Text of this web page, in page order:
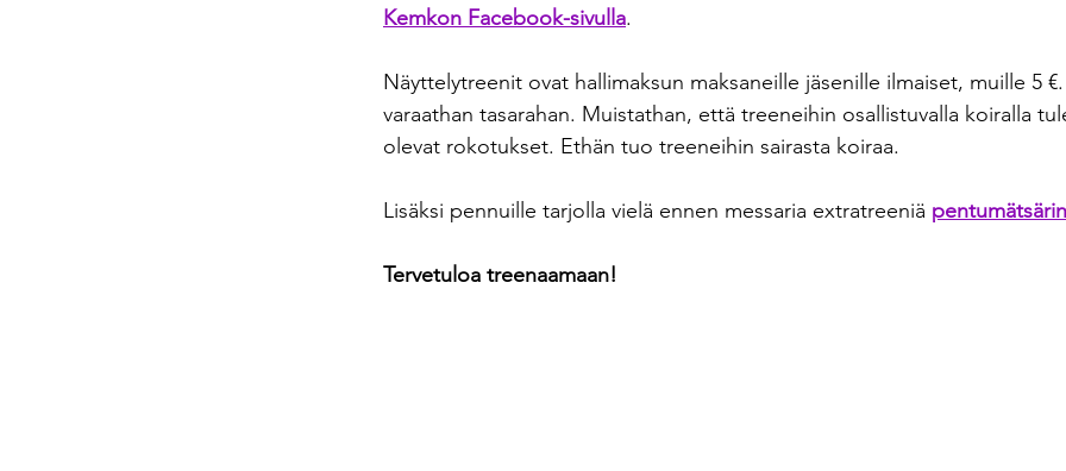
Kemkon Facebook-sivulla.
Näyttelytreenit ovat hallimaksun maksaneille jäsenille ilmaiset, muille 5
varaathan tasarahan. Muistathan, että treeneihin osallistuvalla koiralla
olevat rokotukset. Ethän tuo treeneihin sairasta koiraa.
Lisäksi pennuille tarjolla vielä ennen messaria extratreeniä pentumätsärin
Tervetuloa treenaamaan!